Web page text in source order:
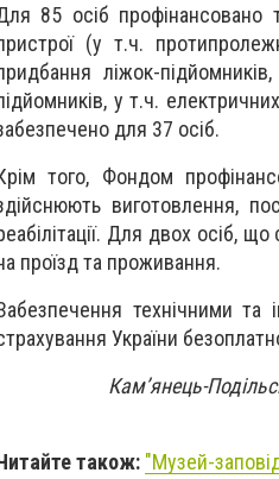
85 осіб профінансовано
(у т.ч.
ліжок-
у т.ч.
для 37 осіб.
того, Фондом
виготовлення,
Для двох осіб,
проїзд та проживання.
технічними та
України
Кам’янець-
також: "Музей-